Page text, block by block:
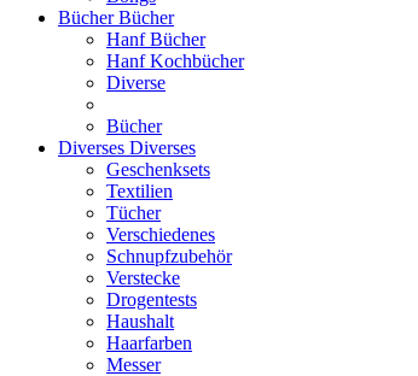
BücherBücher
Hanf Bücher
Hanf Kochbücher
Diverse
Bücher
Diverses Diverses
Geschenksets
Textilien
Tücher
Verschiedenes
Schnupfzubehör
Verstecke
Drogentests
Haushalt
Haarfarben
Messer